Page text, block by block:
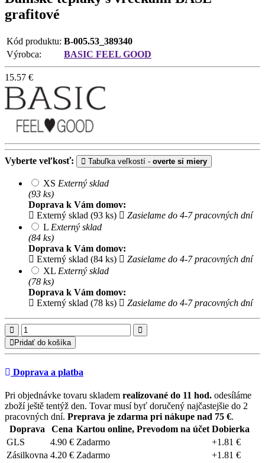
grafitové
Kód produktu: B-005.53_389340
Výrobca:
BASIC FEEL GOOD
15.57 €
Vyberte veľkosť: Tabuľka veľkostí - overte si miery
XS Externý sklad
(93 ks)
Doprava k Vám domov:
Externý sklad (93 ks)
Zasielame do 4-7 pracovných dní
L Externý sklad
(84 ks)
Doprava k Vám domov:
Externý sklad (84 ks)
Zasielame do 4-7 pracovných dní
XL Externý sklad
(78 ks)
Doprava k Vám domov:
Externý sklad (78 ks)
Zasielame do 4-7 pracovných dní
Pridať do košíka
Doprava a platba
Pri objednávke tovaru skladem realizované do 11 hod. odesíláme
zboží ještě tentýž den. Tovar musí byť doručený najčastejšie do 2
pracovných dní. Preprava je zdarma pri nákupe nad 75 €.
Doprava
Cena Kartou online, Prevodom na účet Dobierka
GLS
4.90 € Zadarmo
+1.81 €
Zásilkovna 4.20 € Zadarmo +1.81 €